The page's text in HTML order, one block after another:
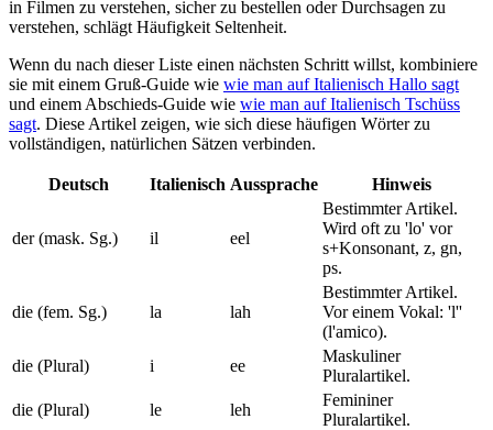
in Filmen zu verstehen, sicher zu bestellen oder Durchsagen zu
verstehen, schlägt Häufigkeit Seltenheit.
Wenn du nach dieser Liste einen nächsten Schritt willst, kombiniere
sie mit einem Gruß-Guide wie wie man auf Italienisch Hallo sagt
und einem Abschieds-Guide wie wie man auf Italienisch Tschüss
sagt. Diese Artikel zeigen, wie sich diese häufigen Wörter zu
vollständigen, natürlichen Sätzen verbinden.
Deutsch Italienisch Aussprache Hinweis
der (mask. Sg.) il eel
Bestimmter Artikel.
Wird oft zu 'lo' vor
s+Konsonant, z, gn,
ps.
die (fem. Sg.) la lah
Bestimmter Artikel.
Vor einem Vokal: 'l''
(l'amico).
die (Plural)
i ee
Maskuliner
Pluralartikel.
die (Plural)
le leh
Femininer
Pluralartikel.